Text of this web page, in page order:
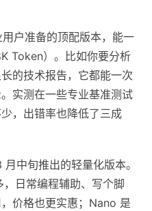
户准备的顶配版本，能一
Token）。比如你要分析
的技术报告，它都能一次
实测在一些专业基准测试
，出错率也降低了三成
中旬推出的轻量化版本。
日常编程辅助、写个脚
价格也更实惠；Nano 是